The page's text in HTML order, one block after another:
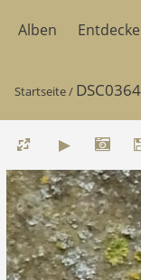
Alben
Startseite/